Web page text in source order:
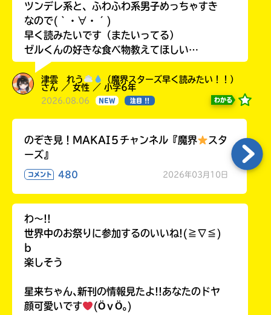
ツンデレ系と、ふわふわ系男子めっちゃすき
なので(｀・∀・´)
早く読みたいです（またいってる）
ゼルくんの好きな食べ物教えてほしい…
津雲 れう
（魔界スターズ早く読みたい！！）
さん ／ 女性 ／ 小学6年
2026.08.06 NEW 注目 !! わかる
のぞき見！MAKAI５チャンネル『魔界
スタ
ーズ』
コメント 480 2026年03月10日
わ〜!!
世界中のお祭りに参加するのいいね!(≧∇≦)
b
楽しそう
星来ちゃん､新刊の情報見たよ!!あなたのドヤ
顔可愛いです
(ӦｖӦ｡)